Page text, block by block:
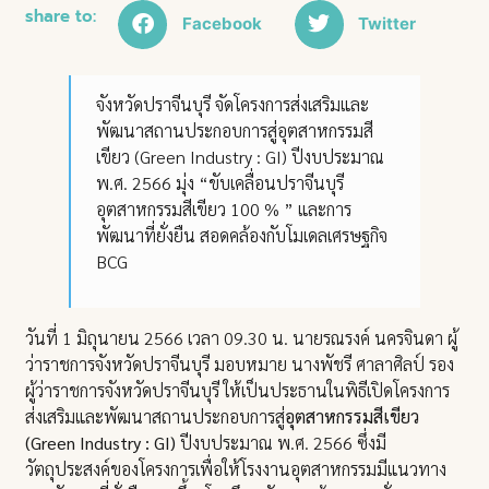
share to: Facebook Twitter
จังหวัดปราจีนบุรี จัดโครงการส่งเสริมและ
พัฒนาสถานประกอบการสู่อุตสาหกรรมสี
เขียว (Green Industry : GI) ปีงบประมาณ
พ.ศ. 2566 มุ่ง “ขับเคลื่อนปราจีนบุรี
อุตสาหกรรมสีเขียว 100 % ” และการ
พัฒนาที่ยั่งยืน สอดคล้องกับโมเดลเศรษฐกิจ
BCG
วันที่ 1 มิถุนายน 2566 เวลา 09.30 น. นายรณรงค์ นครจินดา ผู้
ว่าราชการจังหวัดปราจีนบุรี มอบหมาย นางพัชรี ศาลาศิลป์ รอง
ผู้ว่าราชการจังหวัดปราจีนบุรี ให้เป็นประธานในพิธีเปิดโครงการ
ส่งเสริมและพัฒนาสถานประกอบการสู่อุตสาหกรรมสีเขียว
(Green Industry : GI) ปีงบประมาณ พ.ศ. 2566 ซึ่งมี
วัตถุประสงค์ของโครงการเพื่อให้โรงงานอุตสาหกรรมมีแนวทาง